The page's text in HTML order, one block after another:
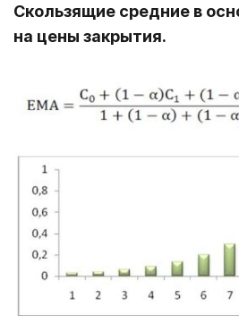
Скользящие средние в
на цены закрытия.